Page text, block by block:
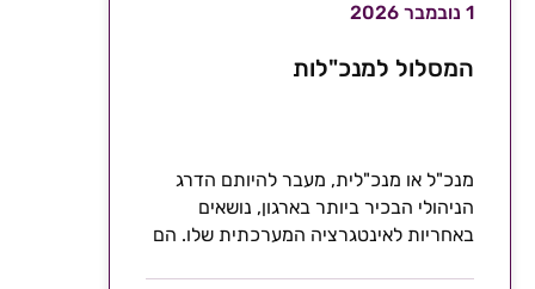
1 נובמבר 2026
המסלול למנכ"לות
מנכ"ל או מנכ"לית, מעבר להיותם הדרג
הניהולי הבכיר ביותר בארגון, נושאים
באחריות לאינטגרציה המערכתית שלו. הם